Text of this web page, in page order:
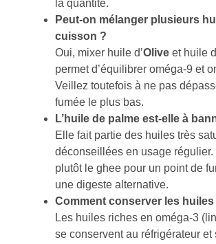
la quantité.
Peut-on mélanger plusieurs
cuisson ?
Oui, mixer huile d’Olive et huile
permet d’équilibrer oméga-9 et
Veillez toutefois à ne pas
fumée le plus bas.
L’huile de palme est-elle à
Elle fait partie des huiles très
déconseillées en usage
plutôt le ghee pour un point de
une digeste alternative.
Comment conserver les
Les huiles riches en oméga-3
se conservent au réfrigérateur et